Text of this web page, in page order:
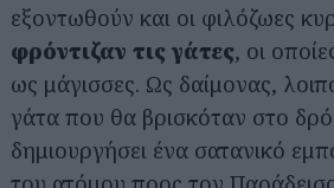
εξοντωθούν και οι φιλόζωες
φρόντιζαν τις γάτες, οι
ως μάγισσες. Ως δαίμονας,
γάτα που θα βρισκόταν στο
δημιουργήσει ένα σατανικό